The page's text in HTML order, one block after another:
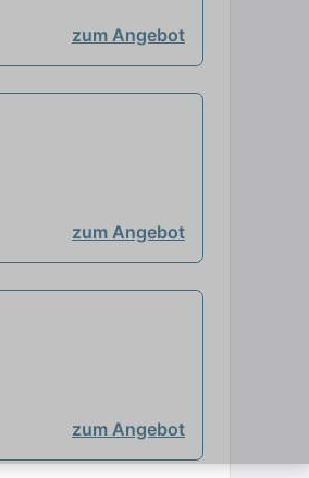
zum Angebot
zum Angebot
zum Angebot